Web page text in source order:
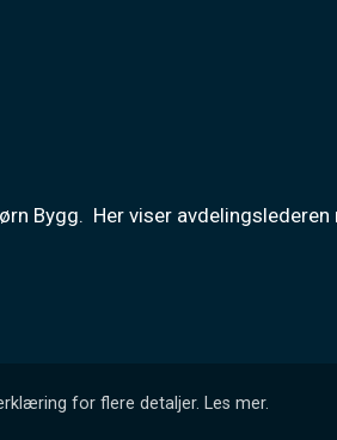
Bygg.  Her viser
for flere detaljer. Les mer.